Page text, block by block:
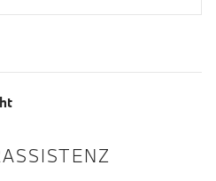
ÜBER DIE